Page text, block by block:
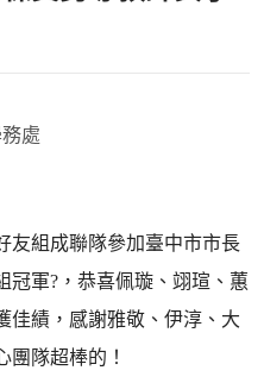
處
友組成聯隊參加臺中市市長
冠軍?，恭喜佩璇、翊瑄、蕙
佳績，感謝雅敬、伊淳、大
團隊超棒的！